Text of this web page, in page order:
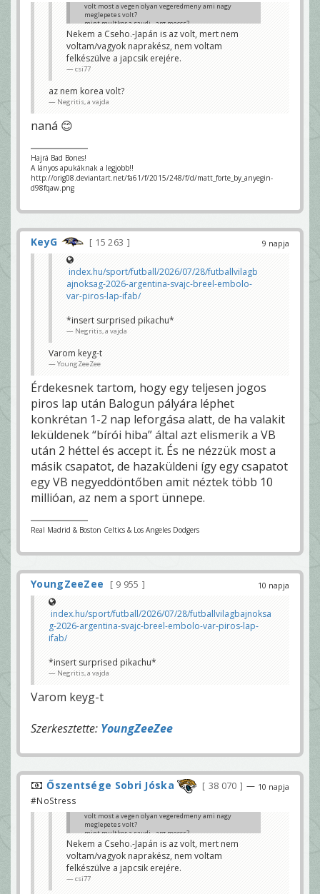
volt most a vegen olyan vegeredmeny ami nagy
meglepetes volt?
mint multkor a saudi - arg meccs?
YoungZeeZee
Nekem a Cseho.-Japán is az volt, mert nem
voltam/vagyok naprakész, nem voltam
felkészülve a japcsik erejére.
csi77
az nem korea volt?
Negritis, a vajda
naná 😊
Hajrá Bad Bones!
A lányos apukáknak a legjobb!!
http://orig08.deviantart.net/fa61/f/2015/248/f/d/matt_forte_by_anyegin-
d98fqaw.png
9 napja
KeyG 15 263
index.hu/sport/futball/2026/07/28/futballvilagb
ajnoksag-2026-argentina-svajc-breel-embolo-
var-piros-lap-ifab/
*insert surprised pikachu*
Negritis, a vajda
Varom keyg-t
YoungZeeZee
Érdekesnek tartom, hogy egy teljesen jogos
piros lap után Balogun pályára léphet
konkrétan 1-2 nap leforgása alatt, de ha valakit
leküldenek “bírói hiba” által azt elismerik a VB
után 2 héttel és accept it. És ne nézzük most a
másik csapatot, de hazaküldeni így egy csapatot
egy VB negyeddöntőben amit néztek több 10
millióan, az nem a sport ünnepe.
Real Madrid & Boston Celtics & Los Angeles Dodgers
10 napja
YoungZeeZee 9 955
index.hu/sport/futball/2026/07/28/futballvilagbajnoksa
g-2026-argentina-svajc-breel-embolo-var-piros-lap-
ifab/
*insert surprised pikachu*
Negritis, a vajda
Varom keyg-t
Szerkesztette: YoungZeeZee
10 napja
Őszentsége Sobri Jóska 38 070
—
#NoStress
volt most a vegen olyan vegeredmeny ami nagy
meglepetes volt?
mint multkor a saudi - arg meccs?
YoungZeeZee
Nekem a Cseho.-Japán is az volt, mert nem
voltam/vagyok naprakész, nem voltam
felkészülve a japcsik erejére.
csi77